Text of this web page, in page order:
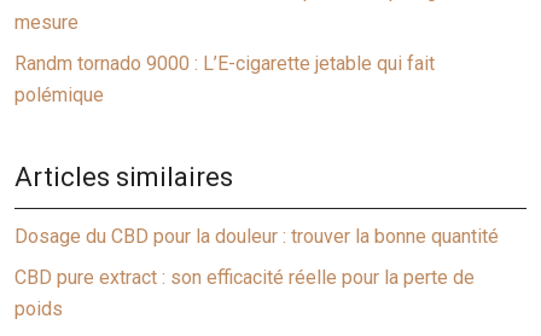
mesure
Randm tornado 9000 : L’E-cigarette jetable qui fait
polémique
Articles similaires
Dosage du CBD pour la douleur : trouver la bonne quantité
CBD pure extract : son efficacité réelle pour la perte de
poids